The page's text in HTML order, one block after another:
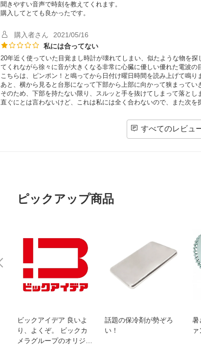
聞きやすい音声で時刻を教えてくれます。
購入してとても良かったです。
購入者さん
2021/05/16
私には合ってない
20年近く使っていた目覚まし時計が壊れてしまい、似たような物を
てくれながら徐々に音が大きくなる非常に心臓に優しい優れた電波の
こちらは、ピンポン！と鳴ってから日付け曜日時間を読み上げて鳴
あと、横から見ると台形になって下部から上部に向かって狭まってい
そのため、下部を持たない限り、スルッと手を抜けてしまって落とし
直ぐにとは言わないけど、これは私には全く合わないので、また次を
すべてのレビュ
ピックアップ商品
ビックアイデア 良いよ
り、よくぞ。 ビックカ
メラグループのオリジナ
話題の保冷剤が勢ぞろ
い！
暑
ァ